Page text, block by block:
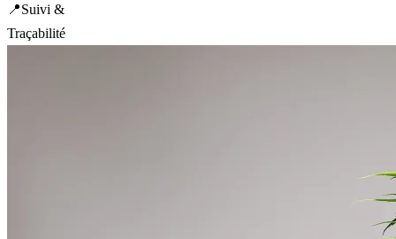
📍Suivi &
Traçabilité